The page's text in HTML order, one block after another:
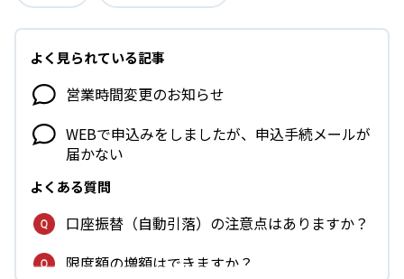
よく見られている記事
営業時間変更の​お知らせ
WEBで申込みをしましたが、申込手続メールが
届かない
よくある質問
口座振替（自動引落）の注意点はありますか？
限度額の増額はできますか？